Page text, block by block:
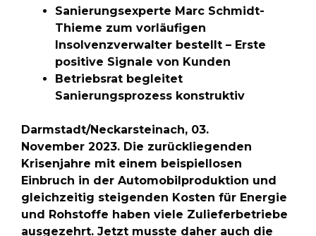
Sanierungsexperte Marc Schmidt-
Thieme zum vorläufigen
Insolvenzverwalter bestellt – Erste
positive Signale von Kunden
Betriebsrat begleitet
Sanierungsprozess konstruktiv
Darmstadt/Neckarsteinach, 03.
November 2023. Die zurückliegenden
Krisenjahre mit einem beispiellosen
Einbruch in der Automobilproduktion und
gleichzeitig steigenden Kosten für Energie
und Rohstoffe haben viele Zulieferbetriebe
ausgezehrt. Jetzt musste daher auch die